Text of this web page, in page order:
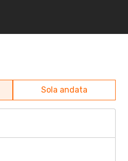
Sola andata